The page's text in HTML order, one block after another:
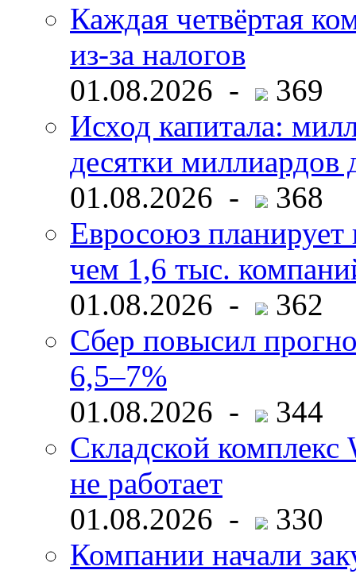
Каждая четвёртая
из-за налогов
01.08.2026 -
369
Исход капитала:
десятки миллиардов
01.08.2026 -
368
Евросоюз планирует
чем 1,6 тыс.
01.08.2026 -
362
Сбер повысил
6,5–7%
01.08.2026 -
344
Складской комплекс
не работает
01.08.2026 -
330
Компании начали